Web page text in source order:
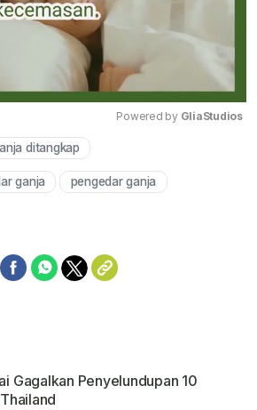
Powered by GliaStudios
ditangkap
ganja pengedar ganja
Gagalkan Penyelundupan 10